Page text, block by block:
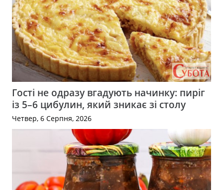
Гості не одразу вгадують начинку: пиріг
із 5–6 цибулин, який зникає зі столу
Четвер, 6 Серпня, 2026